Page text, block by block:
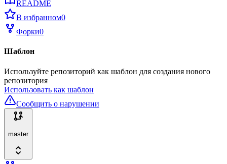
README
В избранном0
Форки0
Шаблон
Используйте репозиторий как шаблон для создания нового
репозитория
Использовать как шаблон
Сообщить о нарушении
master